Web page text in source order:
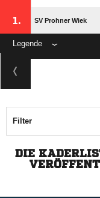
1. SV Prohner Wiek
Legende
Filter
DIE